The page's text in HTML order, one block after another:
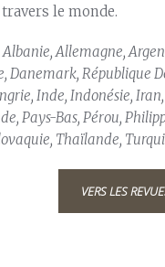
le monde.
Allemagne,
Danemark, République
Inde, Indonésie,
Pays-Bas, Pérou,
Thaïlande,
VERS LES